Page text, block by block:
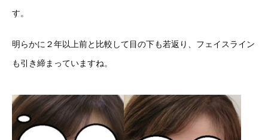
す。
明らかに２年以上前と比較して目の下も若返り、フェイスライン
も引き締まっていますね。